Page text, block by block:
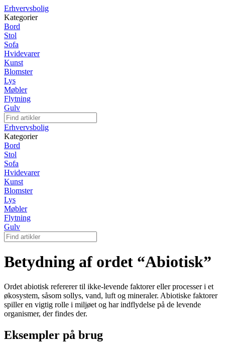
Erhvervsbolig
Kategorier
Bord
Stol
Sofa
Hvidevarer
Kunst
Blomster
Lys
Møbler
Flytning
Gulv
Erhvervsbolig
Kategorier
Bord
Stol
Sofa
Hvidevarer
Kunst
Blomster
Lys
Møbler
Flytning
Gulv
Betydning af ordet “Abiotisk”
Ordet abiotisk refererer til ikke-levende faktorer eller processer i et
økosystem, såsom sollys, vand, luft og mineraler. Abiotiske faktorer
spiller en vigtig rolle i miljøet og har indflydelse på de levende
organismer, der findes der.
Eksempler på brug